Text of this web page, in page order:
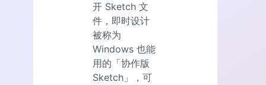
开 Sketch 文
件，即时设计
被称为
Windows 也能
用的「协作版
Sketch」，可